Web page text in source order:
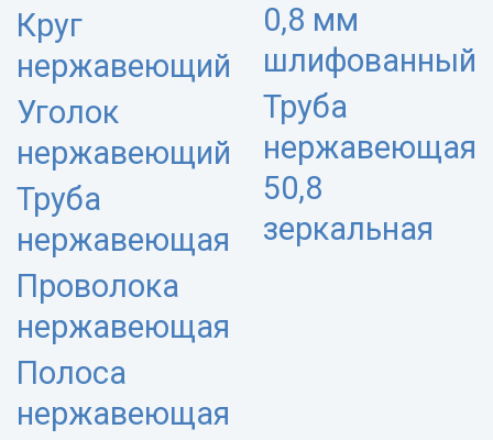
Круг
нержавеющий
Уголок
нержавеющий
Труба
нержавеющая
Проволока
нержавеющая
Полоса
нержавеющая
0,8 мм
шлифованный
Труба
нержавеющая
50,8
зеркальная